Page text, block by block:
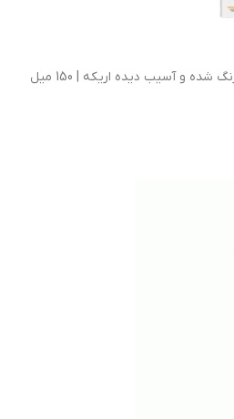
و آسیب دیده اریکه | 150 میل